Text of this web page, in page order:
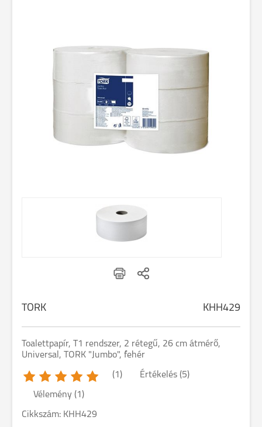
TORK KHH429
Toalettpapír, T1 rendszer, 2 rétegű, 26 cm átmérő,
Universal, TORK "Jumbo", fehér
(1) Értékelés (5)
Vélemény (1 )
Cikkszám: KHH429